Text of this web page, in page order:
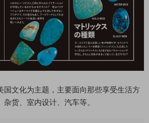
国文化为主题，主要面向那些享受生活方
货、室内设计、汽车等。